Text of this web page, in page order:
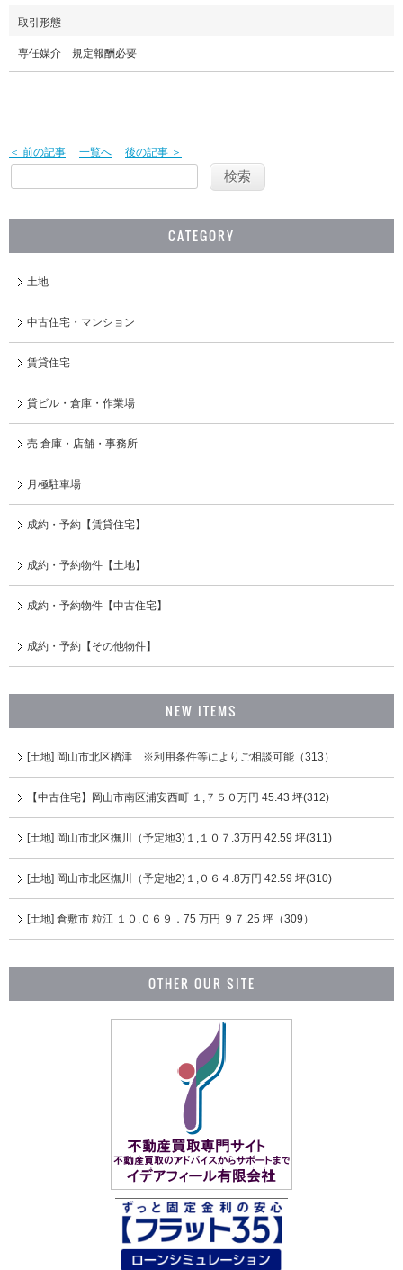
取引形態
専任媒介 規定報酬必要
＜ 前の記事 一覧へ 後の記事 ＞
CATEGORY
土地
中古住宅・マンション
賃貸住宅
貸ビル・倉庫・作業場
売 倉庫・店舗・事務所
月極駐車場
成約・予約【賃貸住宅】
成約・予約物件【土地】
成約・予約物件【中古住宅】
成約・予約【その他物件】
NEW ITEMS
[土地] 岡山市北区楢津 ※利用条件等によりご相談可能（313）
【中古住宅】岡山市南区浦安⻄町 １,７５０万円 45.43 坪(312)
[土地] 岡山市北区撫川（予定地3)１,１０７.3万円 42.59 坪(311)
[土地] 岡山市北区撫川（予定地2)１,０６４.8万円 42.59 坪(310)
[土地] 倉敷市 粒江 １０,０６９．75 万円 ９７.25 坪（309）
OTHER OUR SITE